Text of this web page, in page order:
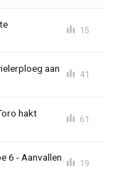
15
aan
41
hakt
61
6 - Aanvallen
19